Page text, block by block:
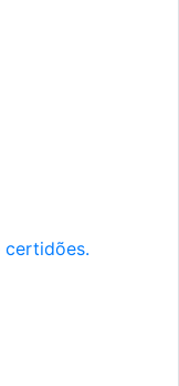
certidões.